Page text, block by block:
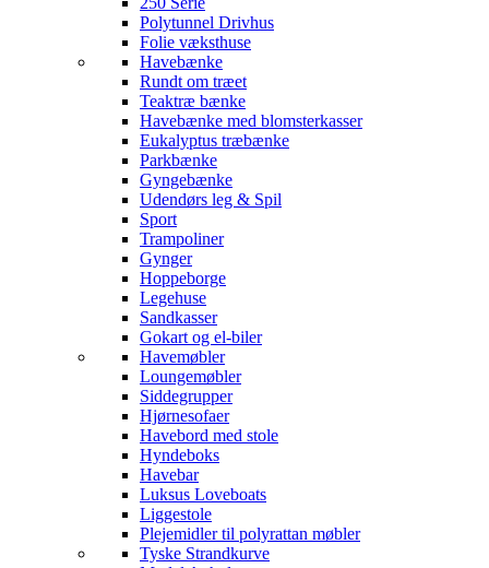
Polytunnel Drivhus
Folie væksthuse
Havebænke
Rundt om træet
Teaktræ bænke
Havebænke med blomsterkasser
Eukalyptus træbænke
Parkbænke
Gyngebænke
Udendørs leg & Spil
Sport
Trampoliner
Gynger
Hoppeborge
Legehuse
Sandkasser
Gokart og el-biler
Havemøbler
Loungemøbler
Siddegrupper
Hjørnesofaer
Havebord med stole
Hyndeboks
Havebar
Luksus Loveboats
Liggestole
Plejemidler til polyrattan møbler
Tyske Strandkurve